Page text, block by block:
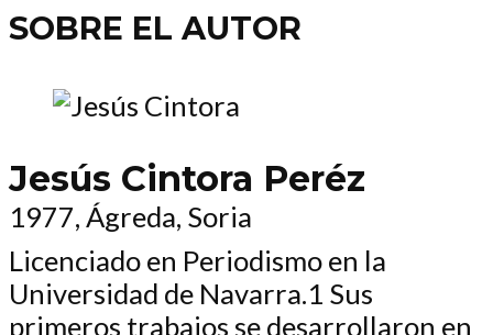
SOBRE EL AUTOR
Jesús Cintora Peréz
1977, Ágreda, Soria
Licenciado en Periodismo en la
Universidad de Navarra.1 Sus
primeros trabajos se desarrollaron en